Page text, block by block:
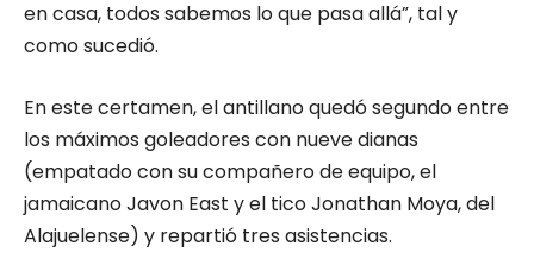
en casa, todos sabemos lo que pasa allá”, tal y
como sucedió.
En este certamen, el antillano quedó segundo entre
los máximos goleadores con nueve dianas
(empatado con su compañero de equipo, el
jamaicano Javon East y el tico Jonathan Moya, del
Alajuelense) y repartió tres asistencias.